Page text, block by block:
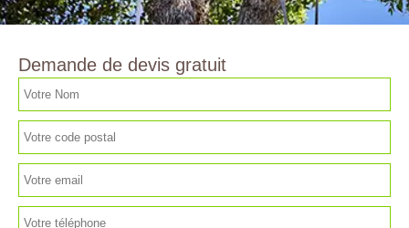
Demande de devis gratuit